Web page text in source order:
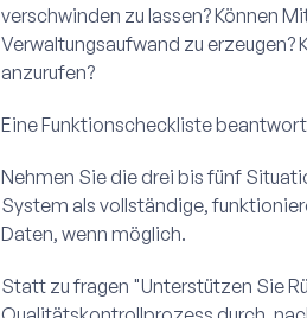
verschwinden zu lassen? Können
Verwaltungsaufwand zu erzeugen?
anzurufen?
Eine Funktionscheckliste
Nehmen Sie die drei bis fünf
System als vollständige,
Daten, wenn möglich.
Statt zu fragen "Unterstützen Sie